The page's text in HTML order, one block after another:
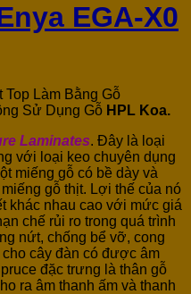
EGA-X0
Top Làm Bằng Gỗ
Sử Dụng Gỗ HPL Koa.
Laminates. Đây là loại
với loại keo chuyên dụng
miếng gỗ có bề dày và
gỗ thịt. Lợi thế của nó
khác nhau cao với mức giá
chế rủi ro trong quá trình
nứt, chống bể vỡ, cong
cây đàn có được âm
đặc trưng là thân gỗ
ra âm thanh ấm và thanh